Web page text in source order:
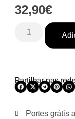
32,90€
Partilhar nas
Portes grátis